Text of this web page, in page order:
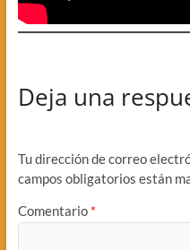
Deja una
Tu dirección de correo
campos obligatorios están
Comentario *